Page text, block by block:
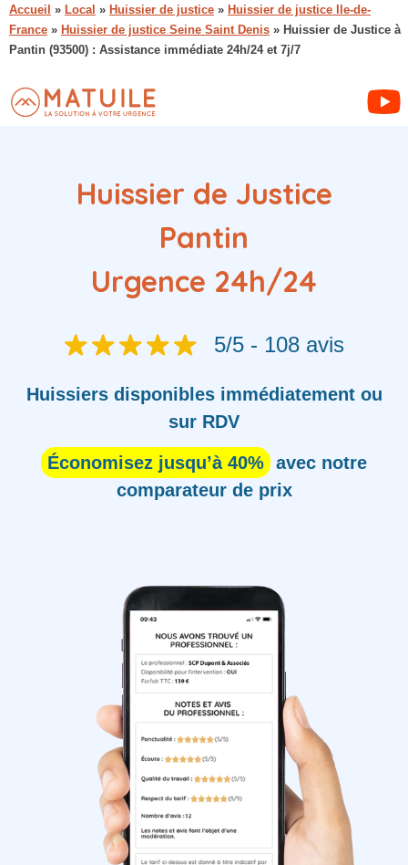
Accueil » Local » Huissier de justice » Huissier de justice Ile-de-
France » Huissier de justice Seine Saint Denis » Huissier de Justice à
Pantin (93500) : Assistance immédiate 24h/24 et 7j/7
Huissier de Justice
Pantin
Urgence 24h/24
5/5 - 108 avis
Huissiersdisponibles immédiatement ou
sur RDV
Économisez jusqu’à 40% avec notre
comparateur de prix